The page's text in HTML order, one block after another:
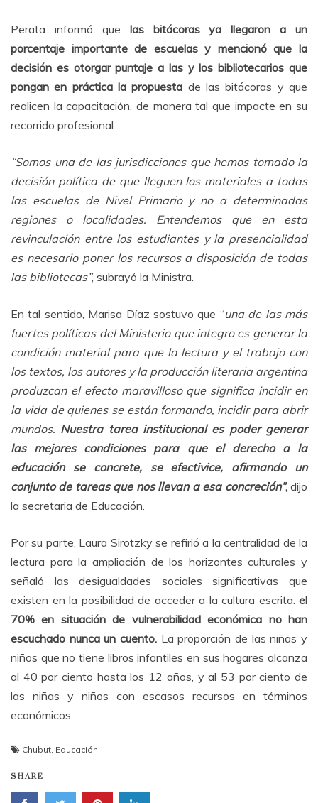
Perata informó que las bitácoras ya llegaron a un
porcentaje importante de escuelas y mencionó que la
decisión es otorgar puntaje a las y los bibliotecarios que
pongan en práctica la propuesta de las bitácoras y que
realicen la capacitación, de manera tal que impacte en su
recorrido profesional.
“Somos una de las jurisdicciones que hemos tomado la
decisión política de que lleguen los materiales a todas
las escuelas de Nivel Primario y no a determinadas
regiones o localidades. Entendemos que en esta
revinculación entre los estudiantes y la presencialidad
es necesario poner los recursos a disposición de todas
las bibliotecas”, subrayó la Ministra.
En tal sentido, Marisa Díaz sostuvo que “una de las más
fuertes políticas del Ministerio que integro es generar la
condición material para que la lectura y el trabajo con
los textos, los autores y la producción literaria argentina
produzcan el efecto maravilloso que significa incidir en
la vida de quienes se están formando, incidir para abrir
mundos. Nuestra tarea institucional es poder generar
las mejores condiciones para que el derecho a la
educación se concrete, se efectivice, afirmando un
conjunto de tareas que nos llevan a esa concreción”,dijo
la secretaria de Educación.
Por su parte, Laura Sirotzky se refirió a la centralidad de la
lectura para la ampliación de los horizontes culturales y
señaló las desigualdades sociales significativas que
existen en la posibilidad de acceder a la cultura escrita: el
70% en situación de vulnerabilidad económica no han
escuchado nunca un cuento. La proporción de las niñas y
niños que no tiene libros infantiles en sus hogares alcanza
al 40 por ciento hasta los 12 años, y al 53 por ciento de
las niñas y niños con escasos recursos en términos
económicos.
Chubut Educación
SHARE